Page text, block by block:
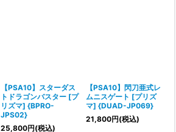
【PSA10】スターダス
トドラゴンバスター [プ
リズマ] {BPRO-
JPS02}
25,800円(税込)
【PSA10】閃刀亜式レ
ムニスゲート [プリズ
マ] {DUAD-JP069}
21,800円(税込)